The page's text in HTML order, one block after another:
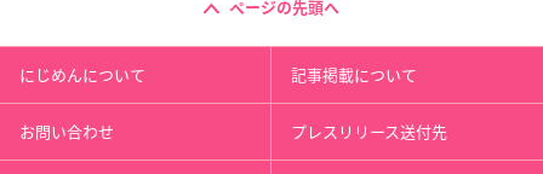
ページの先頭へ
にじめんについて 記事掲載について
お問い合わせ プレスリリース送付先